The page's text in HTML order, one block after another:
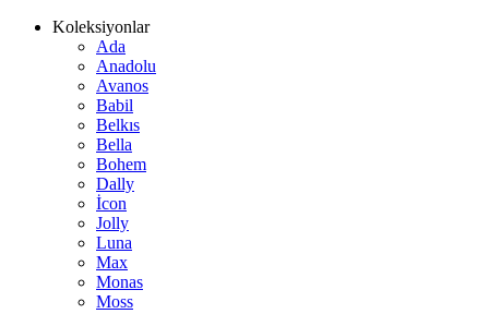
Koleksiyonlar
Ada
Anadolu
Avanos
Babil
Belkıs
Bella
Bohem
Dally
İcon
Jolly
Luna
Max
Monas
Moss